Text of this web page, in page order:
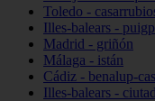
Toledo -
Illes-balears -
Madrid - griñón
Málaga - istán
Cádiz - benalup-
Illes-balears -